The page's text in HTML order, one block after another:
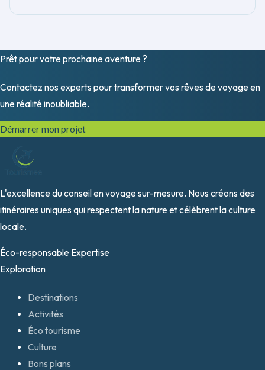
Prêt pour votre prochaine aventure ?
Contactez nos experts pour transformer vos rêves de voyage en
une réalité inoubliable.
Démarrer mon projet
L'excellence du conseil en voyage sur-mesure. Nous créons des
itinéraires uniques qui respectent la nature et célèbrent la culture
locale.
Éco-responsable Expertise
Exploration
Destinations
Activités
Éco tourisme
Culture
Bons plans